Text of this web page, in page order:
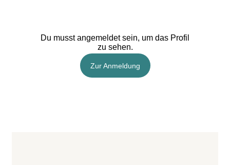
Du musst angemeldet sein, um das Profil
zu sehen.
Zur Anmeldung